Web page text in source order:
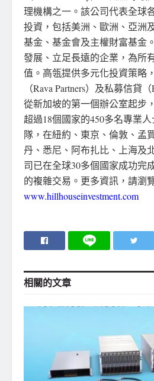
理機構之一。該公司代表全球
投資，包括美洲、歐洲、亞洲
基金、基金會及主權財富基金
發展、立足長遠的企業，為所
值。高瓴提供多元化投資策略
（Rava Partners）及私募信貸
從新加坡的第一個辦公室起步
超過18個國家的450多名專業
隊，在紐約、東京、倫敦、孟
丹、悉尼、阿布扎比、上海及
司已在全球30多個國家成功完
的複雜交易。更多資訊，請瀏
www.hillhouseinvestment.com
相關的文章